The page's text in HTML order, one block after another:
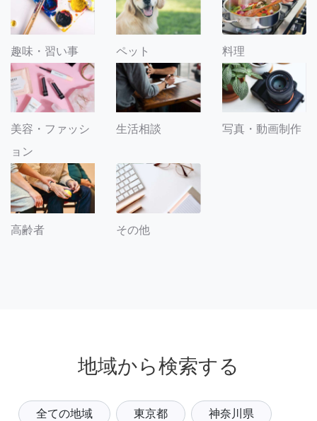
趣味・習い事 ペット 料理
美容・ファッシ
ョン
生活相談 写真・動画制作
高齢者 その他
地域から検索する
全ての地域 東京都 神奈川県